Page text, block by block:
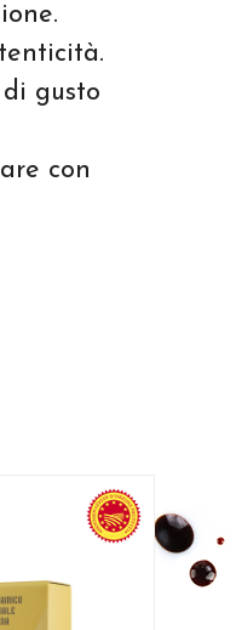
gusto
con